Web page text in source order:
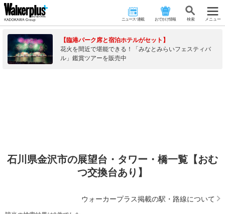
ニュース･連載 おでかけ情報 検 索 メニュー
【臨港パーク席と宿泊ホテルがセット】
花火を間近で堪能できる！「みなとみらいフェスティバ
ル」鑑賞ツアーを販売中
石川県金沢市の展望台・タワー・橋一覧【おむ
つ交換台あり】
ウォーカープラス掲載の駅・路線について